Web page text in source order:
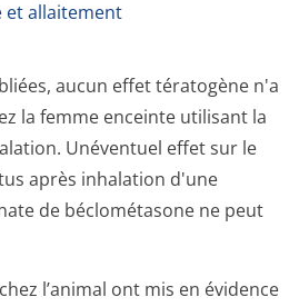
et allaitement
aucun effet tératogène n'a
la femme enceinte utilisant la
Unéventuel effet sur le
après inhalation d'une
de béclométasone ne peut
l’animal ont mis en évidence